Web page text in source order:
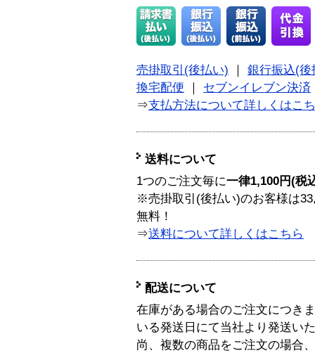
売掛取引(後払い)
銀行振込(後
換宅配便
セブンイレブン決済
⇒支払方法について詳しくはこ
送料について
1つのご注文毎に一律1,100円(税
※売掛取引(後払い)のお客様は
無料！
⇒送料について詳しくはこちら
配送について
在庫がある場合のご注文につき
いる発送日にて当社より発送い
尚、複数の商品をご注文の場合